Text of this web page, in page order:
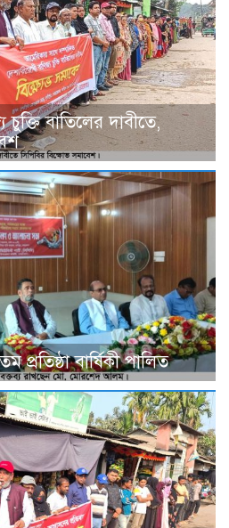
চুক্তি বাতিলের দাবীতে,
প্রতিষ্ঠা বার্ষিকী পালিত